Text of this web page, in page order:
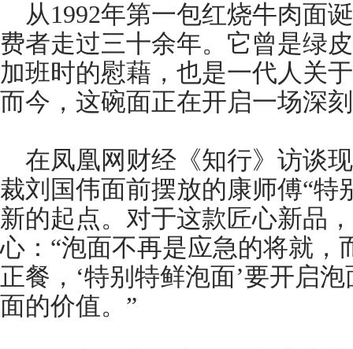
从1992年第一包红烧牛肉面
费者走过三十余年。它曾是绿
加班时的慰藉，也是一代人关
而今，这碗面正在开启一场深
在凤凰网财经《知行》访谈
裁刘国伟面前摆放的康师傅“特
新的起点。对于这款匠心新品
心：“泡面不再是应急的将就，
正餐，‘特别特鲜泡面’要开启
面的价值。”